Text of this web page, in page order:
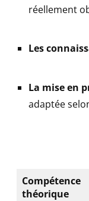
réellement
Les
La mise en
adaptée
Compétence
théorique